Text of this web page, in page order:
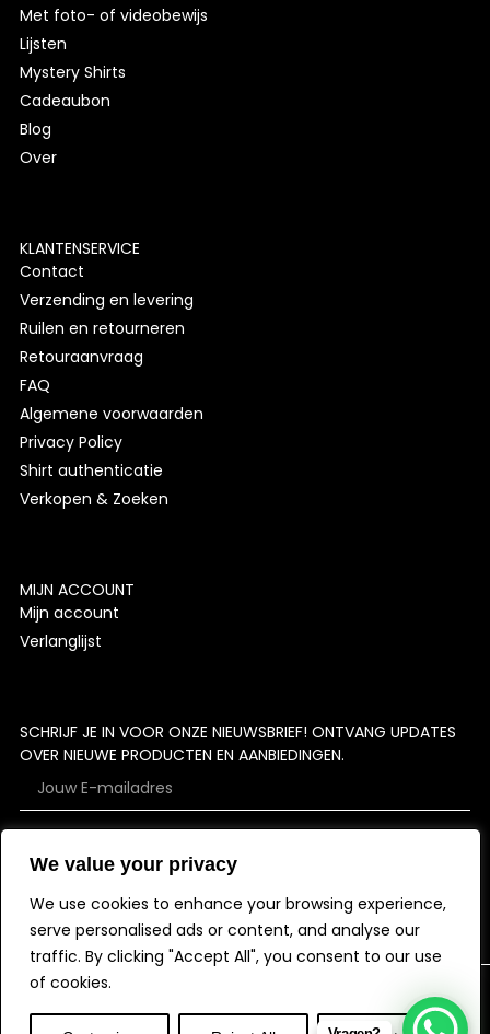
We value your privacy
We use cookies to enhance your browsing experience,
serve personalised ads or content, and analyse our
traffic. By clicking "Accept All", you consent to our use
of cookies.
Met foto- of videobewijs
Lijsten
Mystery Shirts
Cadeaubon
Blog
Over
KLANTENSERVICE
Contact
Verzending en levering
Ruilen en retourneren
Retouraanvraag
FAQ
Algemene voorwaarden
Privacy Policy
Shirt authenticatie
Verkopen & Zoeken
MIJN ACCOUNT
Mijn account
Verlanglijst
SCHRIJF JE IN VOOR ONZE NIEUWSBRIEF! ONTVANG UPDATES
OVER NIEUWE PRODUCTEN EN AANBIEDINGEN.
ABONNEER